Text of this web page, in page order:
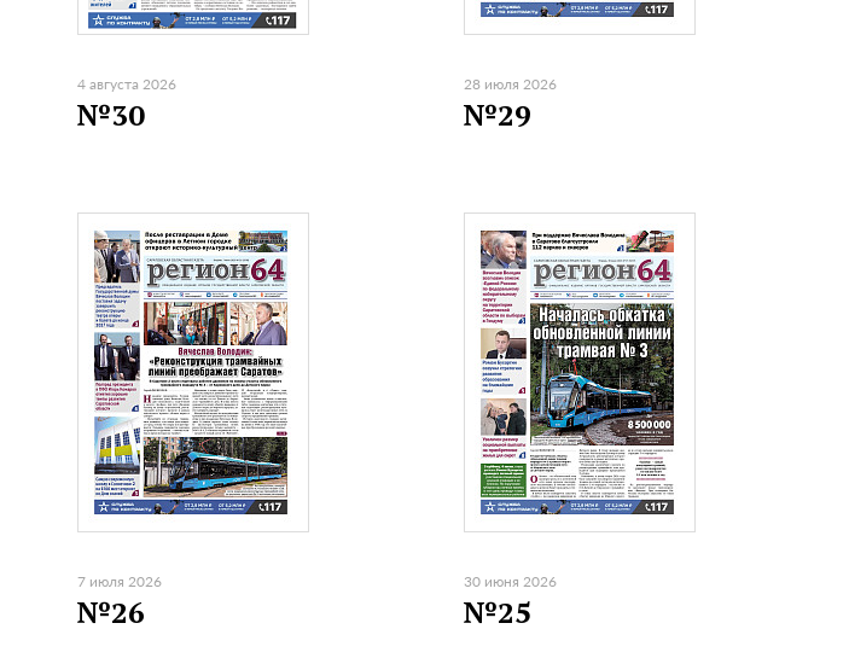
4 августа 2026
№30
28 июля 2026
№29
7 июля 2026
№26
30 июня 2026
№25